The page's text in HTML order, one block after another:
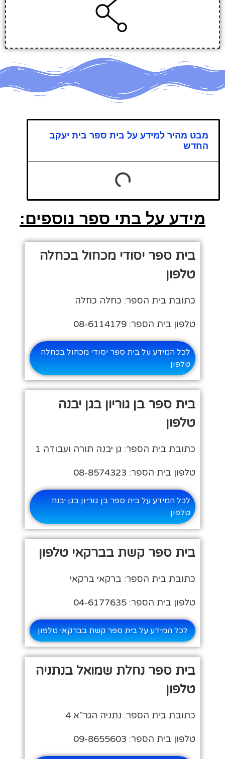
מבט מהיר למידע על בית ספר בית יעקב
החדש
מידע על בתי ספר נוספים:
בית ספר יסודי מכחול בכחלה
טלפון
כתובת בית הספר: כחלה כחלה
טלפון בית הספר: 08-6114179
לכל המידע על בית ספר יסודי מכחול בכחלה
טלפון
בית ספר בן גוריון בגן יבנה
טלפון
כתובת בית הספר: גן יבנה תורה ועבודה 1
טלפון בית הספר: 08-8574323
לכל המידע על בית ספר בן גוריון בגן יבנה
טלפון
בית ספר קשת בברקאי טלפון
כתובת בית הספר: ברקאי ברקאי
טלפון בית הספר: 04-6177635
לכל המידע על בית ספר קשת בברקאי טלפון
בית ספר נחלת שמואל בנתניה
טלפון
כתובת בית הספר: נתניה הגר"א 4
טלפון בית הספר: 09-8655603